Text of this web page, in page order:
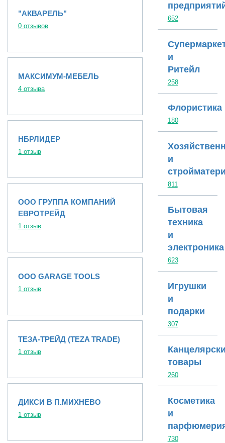
"АКВАРЕЛЬ"
0 отзывов
МАКСИМУМ-МЕБЕЛЬ
4 отзыва
НБРЛИДЕР
1 отзыв
ООО ГРУППА КОМПАНИЙ
ЕВРОТРЕЙД
1 отзыв
ООО GARAGE TOOLS
1 отзыв
ТЕЗА-ТРЕЙД (TEZA TRADE)
1 отзыв
ДИКСИ В П.МИХНЕВО
1 отзыв
652
и
Ритейл
258
Флористика
180
и
811
Бытовая
техника
и
электроника
623
Игрушки
и
подарки
307
товары
260
Косметика
и
730